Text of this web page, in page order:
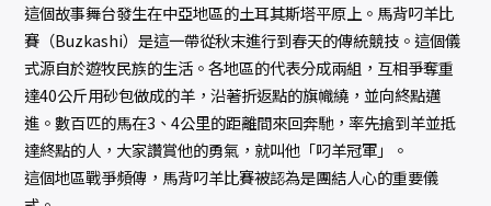
這個故事舞台發生在中亞地區的土耳其斯塔平原上。馬背叼羊比
賽（Buzkashi）是這一帶從秋末進行到春天的傳統競技。這個儀
式源自於遊牧民族的生活。各地區的代表分成兩組，互相爭奪重
達40公斤用砂包做成的羊，沿著折返點的旗幟繞，並向終點邁
進。數百匹的馬在3、4公里的距離間來回奔馳，率先搶到羊並抵
達終點的人，大家讚賞他的勇氣，就叫他「叼羊冠軍」。
這個地區戰爭頻傳，馬背叼羊比賽被認為是團結人心的重要儀